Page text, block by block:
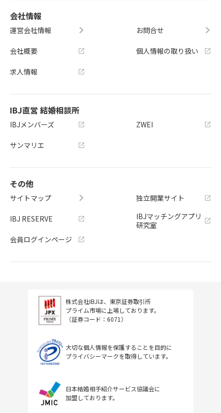
会社情報
運営会社情報
会社概要
求人情報
お問合せ
個人情報の取り扱い
IBJ直営 結婚相談所
IBJメンバーズ
サンマリエ
ZWEI
その他
サイトマップ
IBJ RESERVE
会員ログインページ
独立開業サイト
IBJマッチングアプリ
研究室
株式会社IBJは、東京証券取引所
プライム市場に上場しております。
（証券コード：6071）
大切な個人情報を保護することを目的に
プライバシーマークを取得しています。
日本結婚相手紹介サービス協議会に
加盟しております。